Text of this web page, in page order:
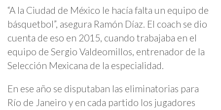
“A la Ciudad de México le hacía falta un equipo de
básquetbol”, asegura Ramón Díaz. El coach se dio
cuenta de eso en 2015, cuando trabajaba en el
equipo de Sergio Valdeomillos, entrenador de la
Selección Mexicana de la especialidad.
En ese año se disputaban las eliminatorias para
Río de Janeiro y en cada partido los jugadores